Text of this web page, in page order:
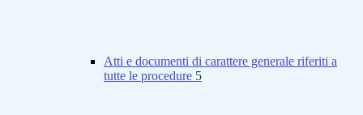
Atti e documenti di carattere generale riferiti a
tutte le procedure 5